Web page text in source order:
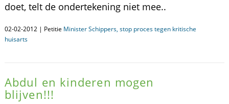
doet, telt de ondertekening niet mee..
02-02-2012 | Petitie Minister Schippers, stop proces tegen kritische
huisarts
Abdul en kinderen mogen
blijven!!!